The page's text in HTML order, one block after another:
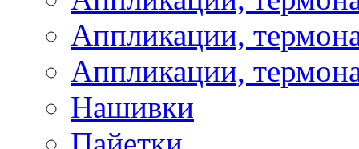
Аппликации,
Аппликации,
Нашивки